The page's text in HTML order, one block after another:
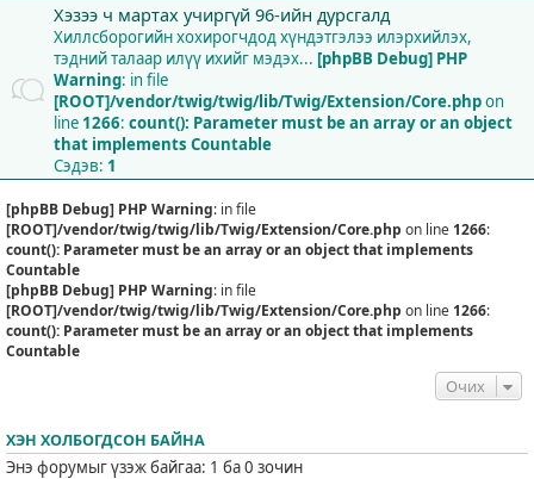
Хэзээ ч мартах учиргүй 96-ийн дурсгалд
Хиллсборогийн хохирогчдод хүндэтгэлээ илэрхийлэх,
тэдний талаар илүү ихийг мэдэх... [phpBB Debug] PHP
Warning: in file
[ROOT]/vendor/twig/twig/lib/Twig/Extension/Core.phpon
line 1266: count(): Parameter must be an array or an object
that implements Countable
Сэдэв: 1
[phpBB Debug] PHP Warning: in file
[ROOT]/vendor/twig/twig/lib/Twig/Extension/Core.php on line 1266:
count(): Parameter must be an array or an object that implements
Countable
[phpBB Debug] PHP Warning: in file
[ROOT]/vendor/twig/twig/lib/Twig/Extension/Core.php on line 1266:
count(): Parameter must be an array or an object that implements
Countable
Очих
ХЭН ХОЛБОГДСОН БАЙНА
Энэ форумыг үзэж байгаа: 1 ба 0 зочин